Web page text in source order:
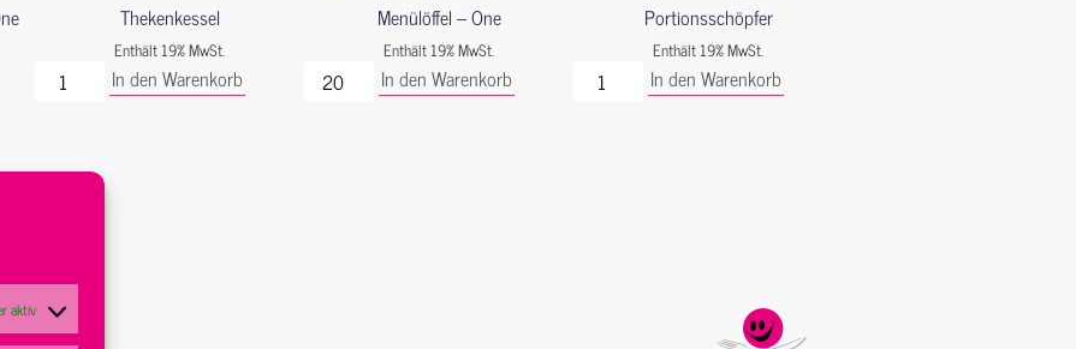
aktiv
Thekenkessel
Enthält 19% MwSt.
In den Warenkorb
Menülöffel – One
Enthält 19% MwSt.
In den Warenkorb
Portionsschöpfer
Enthält 19% MwSt.
In den Warenkorb